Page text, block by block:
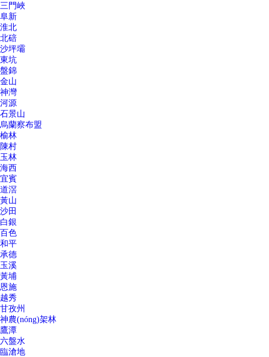
三門峽
阜新
淮北
北碚
沙坪壩
東坑
盤錦
金山
神灣
河源
石景山
烏蘭察布盟
榆林
陳村
玉林
海西
宜賓
道滘
黃山
沙田
白銀
百色
和平
承德
玉溪
黃埔
恩施
越秀
甘孜州
神農(nóng)架林
鷹潭
六盤水
臨滄地